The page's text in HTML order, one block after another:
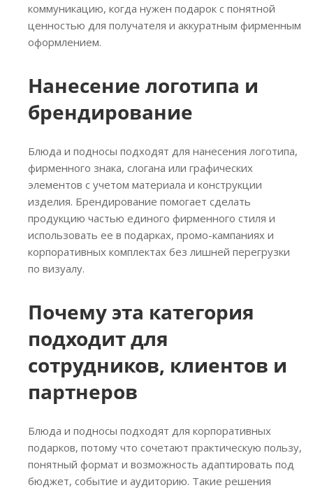
коммуникацию, когда нужен подарок с понятной
ценностью для получателя и аккуратным фирменным
оформлением.
Нанесение логотипа и
брендирование
Блюда и подносы подходят для нанесения логотипа,
фирменного знака, слогана или графических
элементов с учетом материала и конструкции
изделия. Брендирование помогает сделать
продукцию частью единого фирменного стиля и
использовать ее в подарках, промо-кампаниях и
корпоративных комплектах без лишней перегрузки
по визуалу.
Почему эта категория
подходит для
сотрудников, клиентов и
партнеров
Блюда и подносы подходят для корпоративных
подарков, потому что сочетают практическую пользу,
понятный формат и возможность адаптировать под
бюджет, событие и аудиторию. Такие решения